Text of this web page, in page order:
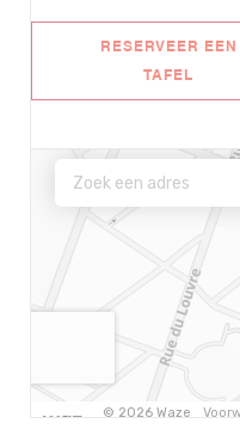
RESERVEER EEN
TAFEL